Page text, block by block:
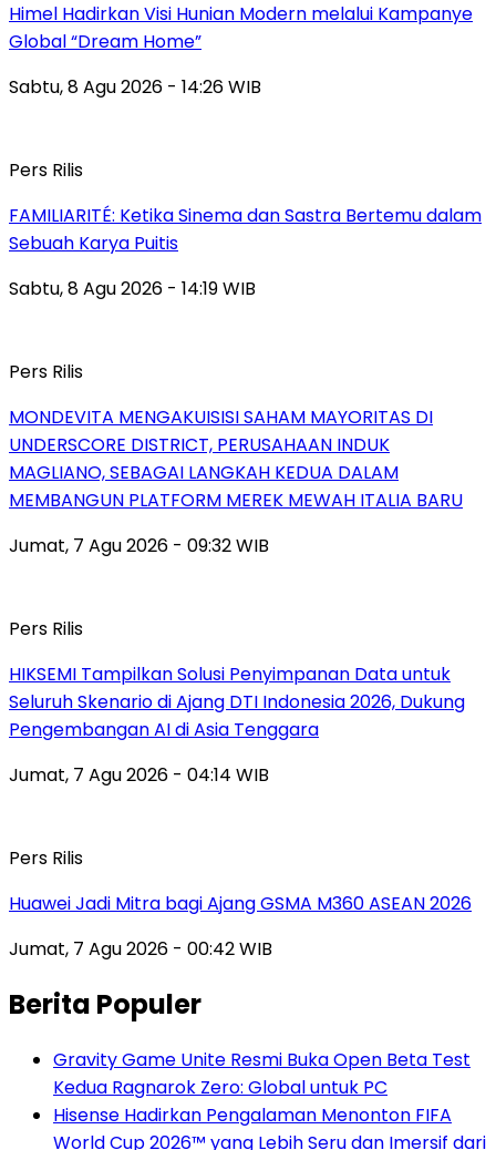
Himel Hadirkan Visi Hunian Modern melalui Kampanye
Global “Dream Home”
Sabtu, 8 Agu 2026 - 14:26 WIB
Pers Rilis
FAMILIARITÉ: Ketika Sinema dan Sastra Bertemu dalam
Sebuah Karya Puitis
Sabtu, 8 Agu 2026 - 14:19 WIB
Pers Rilis
MONDEVITA MENGAKUISISI SAHAM MAYORITAS DI
UNDERSCORE DISTRICT, PERUSAHAAN INDUK
MAGLIANO, SEBAGAI LANGKAH KEDUA DALAM
MEMBANGUN PLATFORM MEREK MEWAH ITALIA BARU
Jumat, 7 Agu 2026 - 09:32 WIB
Pers Rilis
HIKSEMI Tampilkan Solusi Penyimpanan Data untuk
Seluruh Skenario di Ajang DTI Indonesia 2026, Dukung
Pengembangan AI di Asia Tenggara
Jumat, 7 Agu 2026 - 04:14 WIB
Pers Rilis
Huawei Jadi Mitra bagi Ajang GSMA M360 ASEAN 2026
Jumat, 7 Agu 2026 - 00:42 WIB
Berita Populer
Gravity Game Unite Resmi Buka Open Beta Test
Kedua Ragnarok Zero: Global untuk PC
Hisense Hadirkan Pengalaman Menonton FIFA
World Cup 2026™ yang Lebih Seru dan Imersif dari